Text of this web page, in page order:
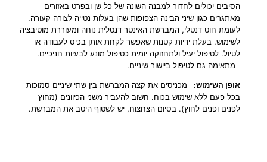
4
י
ח
י
ד
ת
הסיבים יכולים לחדור למבנה השונה של כל שן ובפרט באזורים
מאתגרים כגון שיני הבינה הצפופות שהן בעלות נטייה לצורה קעורה.
לעומת חוט דנטלי, המברשת האינטר דנטלית נוחה ומעוררת מוטיבציה
לשימוש. בעלת ידיות קטנות שאפשר לקחת אותן בכיס לעבודה או
לטיול. לטיפול יעיל ולתחזוקה יומית כטיפול מונע לבעיות חניכיים.
מתאימה גם לטיפול ביישור שיניים.
אופן השימוש:
מכניסים את קצה המברשת בין שתי שיניים סמוכות
בכל פעם ללא שימוש בכוח. חשוב להעביר משני הכיוונים (מחוץ
לפנים ופנים לחוץ). בסיום הצחצוח, יש לשטוף היטב את המברשת.